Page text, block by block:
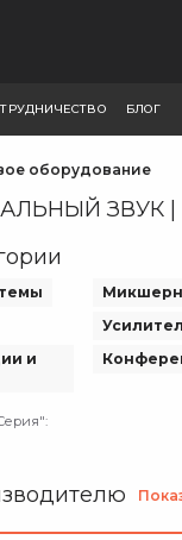
БЛОГ
оборудование
ЗВУК |
и